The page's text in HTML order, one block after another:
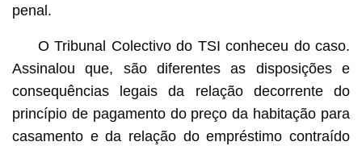
penal.
O Tribunal Colectivo do TSI conheceu do caso.
Assinalou que, são diferentes as disposições e
consequências legais da relação decorrente do
princípio de pagamento do preço da habitação para
casamento e da relação do empréstimo contraído